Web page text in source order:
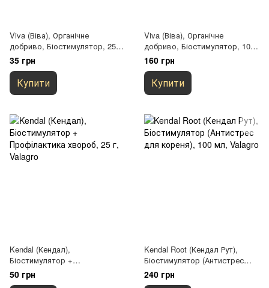
Viva (Віва), Органічне
добриво, Біостимулятор, 25 г,
Valagro
35 грн
Купити
Viva (Віва), Органічне
добриво, Біостимулятор, 100
мл, Valagro
160 грн
Купити
Kendal (Кендал),
Біостимулятор +
Профілактика хвороб, 25 г,
Valagro
50 грн
Kendal Root (Кендал Рут),
Біостимулятор (Антистрес
для кореня), 100 мл, Valagro
240 грн